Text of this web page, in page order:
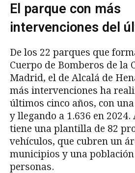
El parque con más
intervenciones del
De los 22 parques que
Cuerpo de Bomberos de la
Madrid, el de Alcalá de
más intervenciones ha
últimos cinco años, con
y llegando a 1.636 en 2024.
tiene una plantilla de 82
vehículos, que cubren un
municipios y una población
personas.